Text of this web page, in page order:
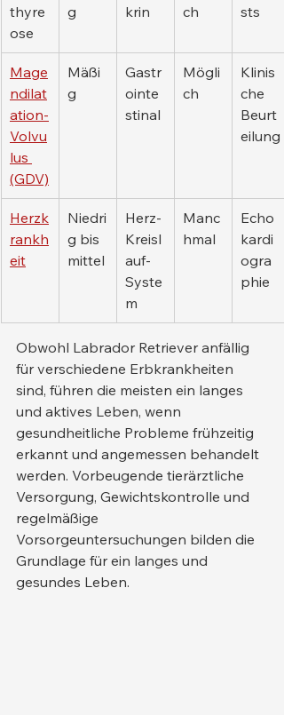
thyre
ose
g krin ch sts
Mage
ndilat
ation-
Volvu
lus
(GDV)
Mäßi
g
Gastr
ointe
stinal
Mögli
ch
Klinis
che
Beurt
eilung
Herzk
rankh
eit
Niedri
g bis
mittel
Herz-
Kreisl
auf-
Syste
m
Manc
hmal
Echo
kardi
ogra
phie
Obwohl Labrador Retriever anfällig
für verschiedene Erbkrankheiten
sind, führen die meisten ein langes
und aktives Leben, wenn
gesundheitliche Probleme frühzeitig
erkannt und angemessen behandelt
werden. Vorbeugende tierärztliche
Versorgung, Gewichtskontrolle und
regelmäßige
Vorsorgeuntersuchungen bilden die
Grundlage für ein langes und
gesundes Leben.